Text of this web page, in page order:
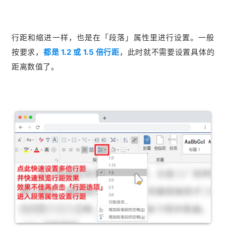
行距和缩进一样，也是在「段落」属性里进行设置。一般
按要求， 都是 1.2 或 1.5 倍行距，此时就不需要设置具体的
距离数值了。